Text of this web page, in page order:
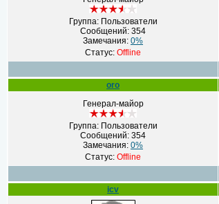
Группа: Пользователи
Сообщений: 354
Замечания: 0%
Статус: Offline
oro
Генерал-майор
Группа: Пользователи
Сообщений: 354
Замечания: 0%
Статус: Offline
icv